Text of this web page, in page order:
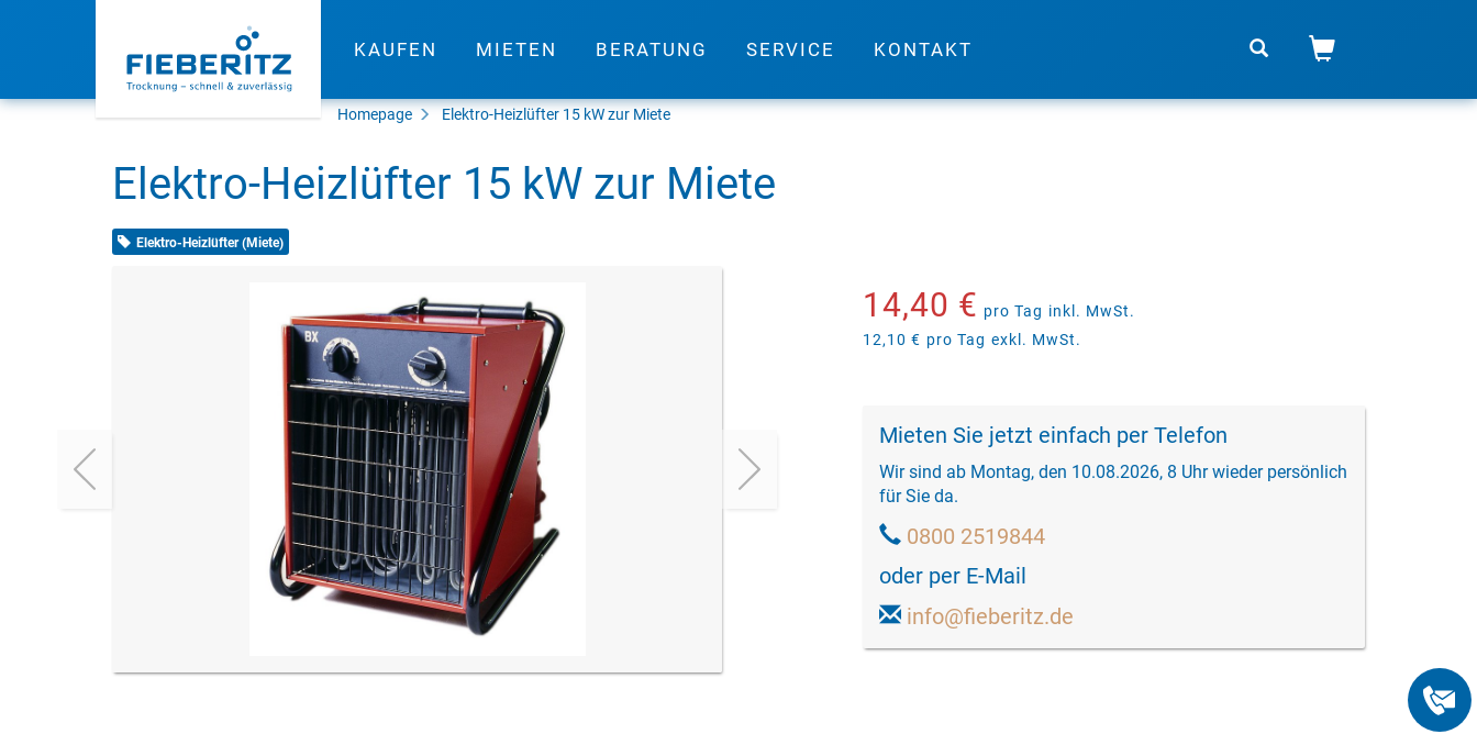
KAUFEN MIETEN BERATUNG SERVICE KONTAKT
Homepage Elektro-Heizlüfter 15 kW zur Miete
Elektro-Heizlüfter 15 kW zur Miete
Elektro-Heizlüfter (Miete)
14,40 € pro Tag inkl. MwSt.
12,10 € pro Tag exkl. MwSt.
Mieten Sie jetzt einfach per Telefon
Wir sind ab Montag, den 10.08.2026, 8 Uhr wieder persönlich
für Sie da.
0800 2519844
oder per E-Mail
info@fieberitz.de